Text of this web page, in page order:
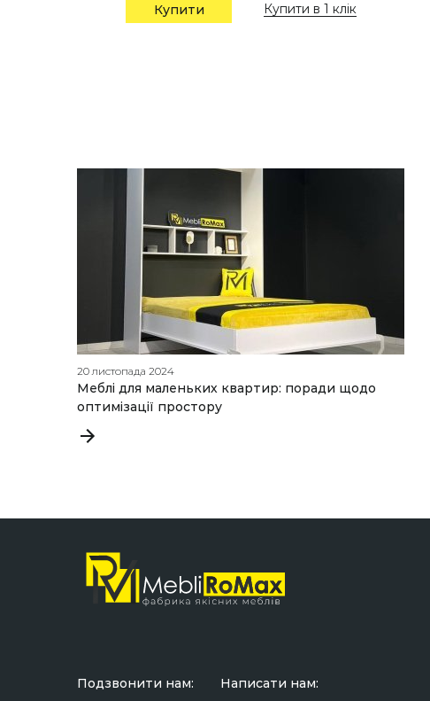
Купити Купити в 1 клік
20 листопада 2024
Меблі для маленьких квартир: поради щодо
оптимізації простору
Подзвонити нам:
Написати нам: